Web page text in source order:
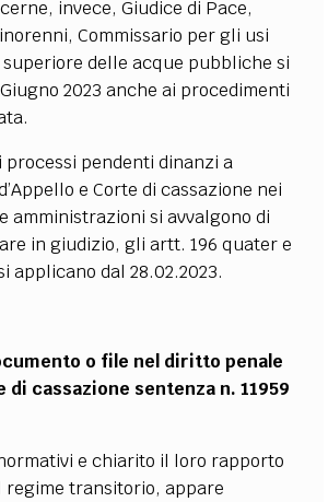
invece, Giudice di Pace,
Commissario per gli usi
delle acque pubbliche si
2023 anche ai procedimenti
pendenti dinanzi a
e Corte di cassazione nei
amministrazioni si avvalgono di
in giudizio, gli artt. 196 quater e
applicano dal 28.02.2023.
o file nel diritto penale
di cassazione sentenza n. 11959
e chiarito il loro rapporto
transitorio, appare